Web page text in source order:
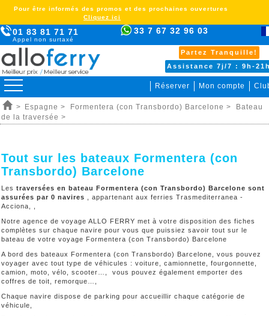
01 83 81 71 71
Appel non surtaxé
33 7 67 32 96 03
Partez Tranquille!
Assistance 7j/7 : 9h-
Réserver Mon compte
Pour être informés des promos et des prochaines ouvertures
Cliquez ici
> Espagne > Formentera (con Transbordo) Barcelone >
Bateau
de la traversée >
Tout sur les bateaux Formentera (con
Transbordo) Barcelone
Les traversées en bateau Formentera (con Transbordo) Barcelone sont
assurées par 0 navires
, appartenant aux ferries Trasmediterranea -
Acciona, ,
Notre agence de voyage ALLO FERRY met à votre disposition des fiches
complètes sur chaque navire pour vous que puissiez savoir tout sur le
bateau de votre voyage Formentera (con Transbordo) Barcelone
A bord des bateaux Formentera (con Transbordo) Barcelone, vous pouvez
voyager avec tout type de véhicules : voiture, camionnette, fourgonnette,
camion, moto, vélo, scooter…, vous pouvez également emporter des
coffres de toit, remorque…,
Chaque navire dispose de parking pour accueillir chaque catégorie de
véhicule,